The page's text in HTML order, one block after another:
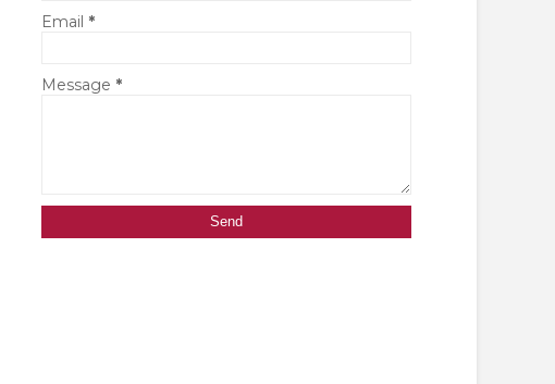
Email *
Message *